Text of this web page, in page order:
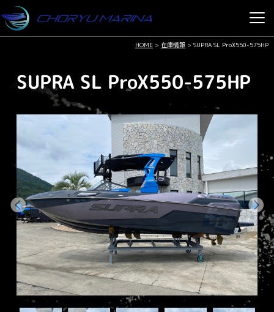
HOME > 在庫情報 >SUPRA SL ProX550-575HP
SUPRA SL ProX550-575HP